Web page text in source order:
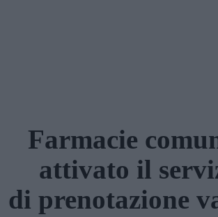
Farmacie
attivato il
di prenotazione